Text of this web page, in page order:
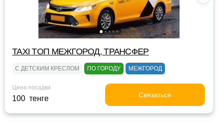
TAXI TOП МЕЖГОРОД, ТРАНСФЕР
С ДЕТСКИМ КРЕСЛОМ ПО ГОРОДУ МЕЖГОРОД
Цена посадки
100 тенге Связаться